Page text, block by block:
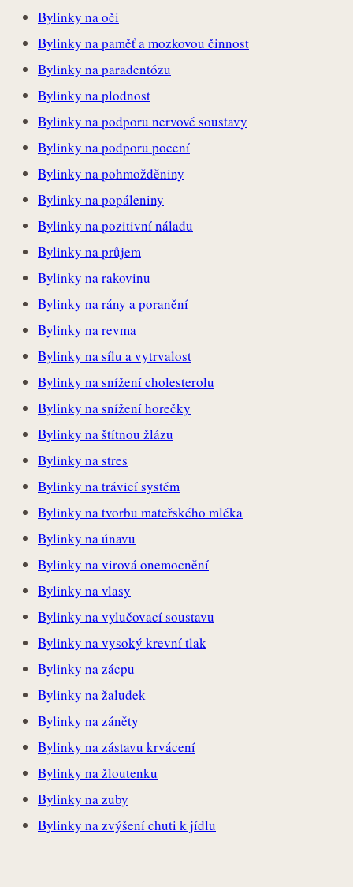
Bylinky na oči
Bylinky na paměť a mozkovou činnost
Bylinky na paradentózu
Bylinky na plodnost
Bylinky na podporu nervové soustavy
Bylinky na podporu pocení
Bylinky na pohmožděniny
Bylinky na popáleniny
Bylinky na pozitivní náladu
Bylinky na průjem
Bylinky na rakovinu
Bylinky na rány a poranění
Bylinky na revma
Bylinky na sílu a vytrvalost
Bylinky na snížení cholesterolu
Bylinky na snížení horečky
Bylinky na štítnou žlázu
Bylinky na stres
Bylinky na trávicí systém
Bylinky na tvorbu mateřského mléka
Bylinky na únavu
Bylinky na virová onemocnění
Bylinky na vlasy
Bylinky na vylučovací soustavu
Bylinky na vysoký krevní tlak
Bylinky na zácpu
Bylinky na žaludek
Bylinky na záněty
Bylinky na zástavu krvácení
Bylinky na žloutenku
Bylinky na zuby
Bylinky na zvýšení chuti k jídlu